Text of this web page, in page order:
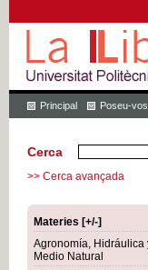
Principal Poseu-
Cerca
>> Cerca avançada
Materies [+/-]
Agronomía, Hidráulica
Medio Natural